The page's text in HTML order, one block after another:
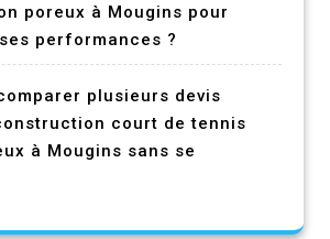
poreux à Mougins pour
performances ?
plusieurs devis
court de tennis
à Mougins sans se